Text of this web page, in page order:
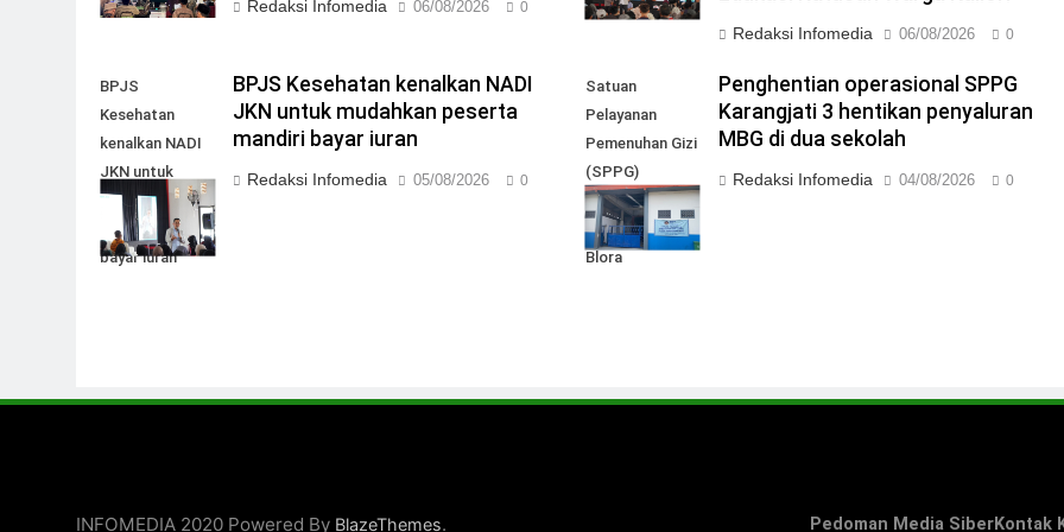
Redaksi Infomedia 06/08/2026 0
Redaksi Infomedia 06/08/2026 0
BPJS
Kesehatan
kenalkan NADI
JKN untuk
mudahkan
peserta mandiri
bayar iuran
BPJS Kesehatan kenalkan NADI
JKN untuk mudahkan peserta
mandiri bayar iuran
Redaksi Infomedia 05/08/2026 0
Satuan
Pelayanan
Pemenuhan Gizi
(SPPG)
Karangjati 3 di
Kabupaten
Blora
Penghentian operasional SPPG
Karangjati 3 hentikan penyaluran
MBG di dua sekolah
Redaksi Infomedia 04/08/2026 0
INFOMEDIA 2020 Powered By BlazeThemes. Pedoman Media SiberKontak